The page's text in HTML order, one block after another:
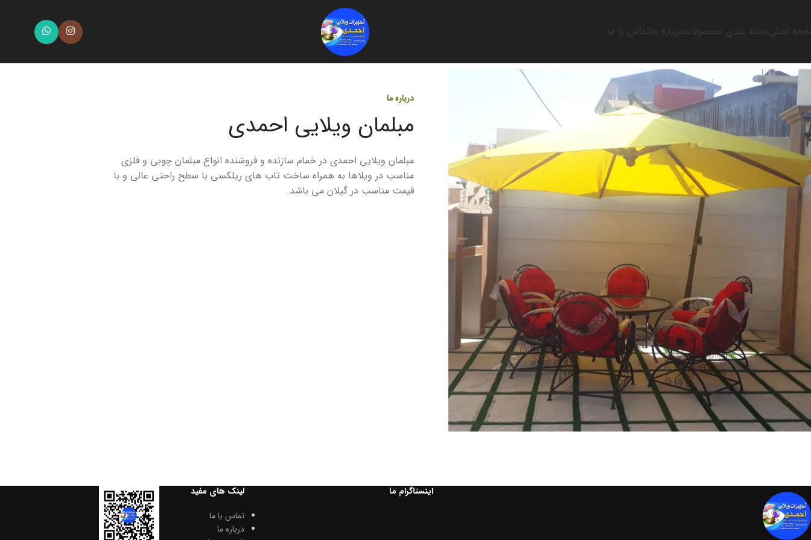
درباره ما
مبلمان ویلایی احمدی
مبلمان ویلایی احمدی در خمام سازنده و فروشنده انواع مبلمان چوبی و فلزی
مناسب در ویلاها به همراه ساخت تاب های ریلکسی با سطح راحتی عالی و با
قیمت مناسب در گیلان می باشد.
اینستاگرام ما
لینک های مفید
تماس با ما
درباره ما